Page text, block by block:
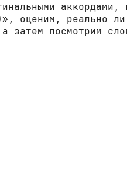
аккордами,
оценим, реально ли
затем посмотрим